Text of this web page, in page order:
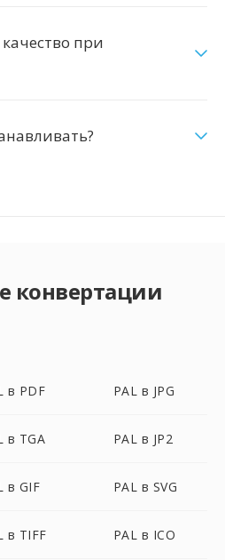
при
конвертации
в PDF PAL в JPG
в TGA PAL в JP2
в GIF PAL в SVG
в TIFF PAL в ICO